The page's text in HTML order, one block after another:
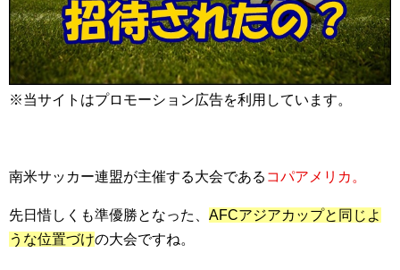
※当サイトはプロモーション広告を利用しています。
南米サッカー連盟が主催する大会である コパアメリカ。
先日惜しくも準優勝となった、 AFCアジアカップと同じよ
うな位置づけの大会ですね。